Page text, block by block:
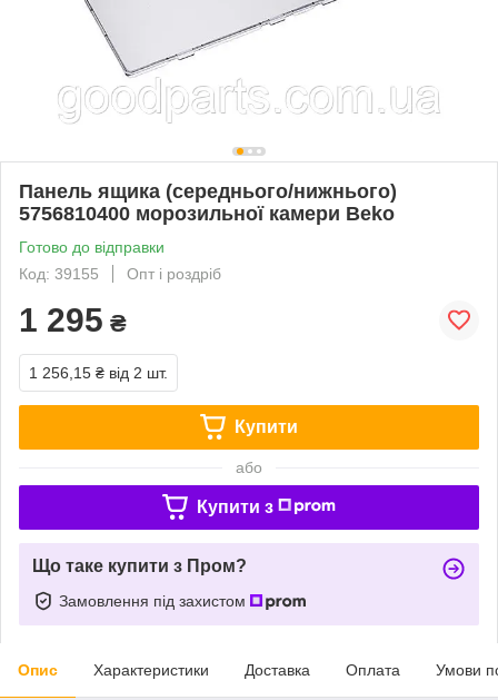
Панель ящика (середнього/нижнього)
5756810400 морозильної камери Beko
Готово до відправки
Код: 39155
Опт і роздріб
1 295 ₴
1 256,15 ₴ від 2 шт.
Купити
або
Купити з
Що таке купити з Пром?
Замовлення під захистом
Опис Характеристики Доставка Оплата Умови